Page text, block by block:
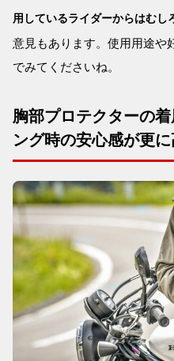
用しているライダーからはむし
意見もあります。使用用途や
でみてくださいね。
胸部プロテクターの
ング時の安心感が更